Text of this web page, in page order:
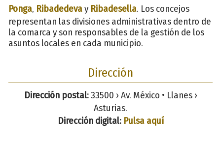
Ponga, Ribadedevay Ribadesella. Los concejos
representan las divisiones administrativas dentro de
la comarca y son responsables de la gestión de los
asuntos locales en cada municipio.
Dirección
Dirección postal:33500 › Av. México • Llanes ›
Asturias.
Dirección digital: Pulsa aquí